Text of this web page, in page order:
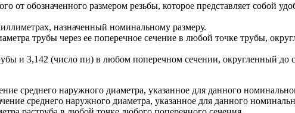
обозначенного размером резьбы, которое представляет собой
назначенный номинальному размеру.
трубы через ее поперечное сечение в любой точке трубы,
и 3,142 (число пи) в любом поперечном сечении, округленный до
наружного диаметра, указанное для данного
среднего наружного диаметра, указанное для данного